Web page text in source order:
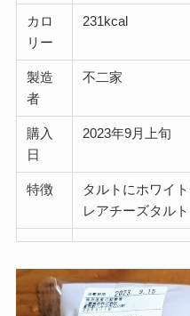
カロ
リー
231kcal
製造
者
不二家
購入
日
2023年9月上旬
特徴
タルトにホワイ
レアチーズタルト